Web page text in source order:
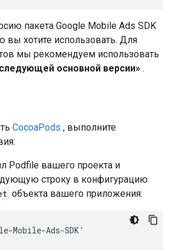
пакета Google Mobile Ads SDK
вы хотите использовать. Для
мы рекомендуем использовать
основной версии» .
CocoaPods , выполните
Podfile вашего проекта и
строку в конфигурацию
объекта вашего приложения:
Mobile-Ads-SDK'